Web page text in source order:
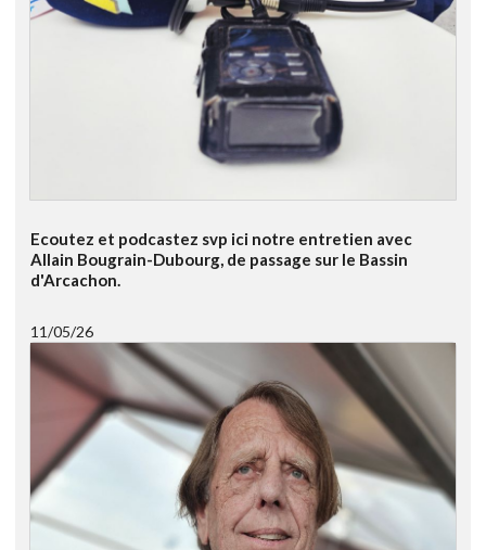
Ecoutez et podcastez svp ici notre entretien avec
Allain Bougrain-Dubourg, de passage sur le Bassin
d'Arcachon.
11/05/26